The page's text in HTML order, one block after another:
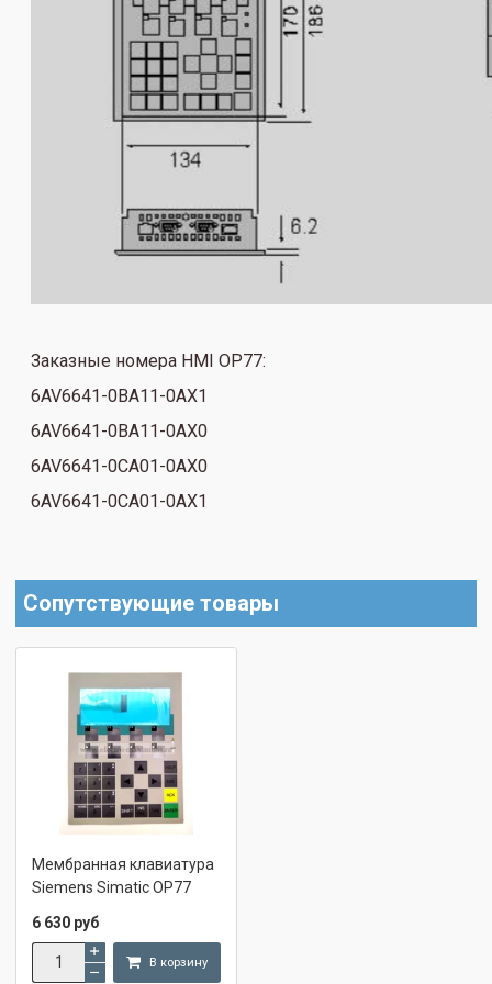
Заказные номера HMI OP77:
6AV6641-0BA11-0AX1
6AV6641-0BA11-0AX0
6AV6641-0CA01-0AX0
6AV6641-0CA01-0AX1
Сопутствующие товары
Мембранная клавиатура
Siemens Simatic OP77
6 630 руб
В корзину